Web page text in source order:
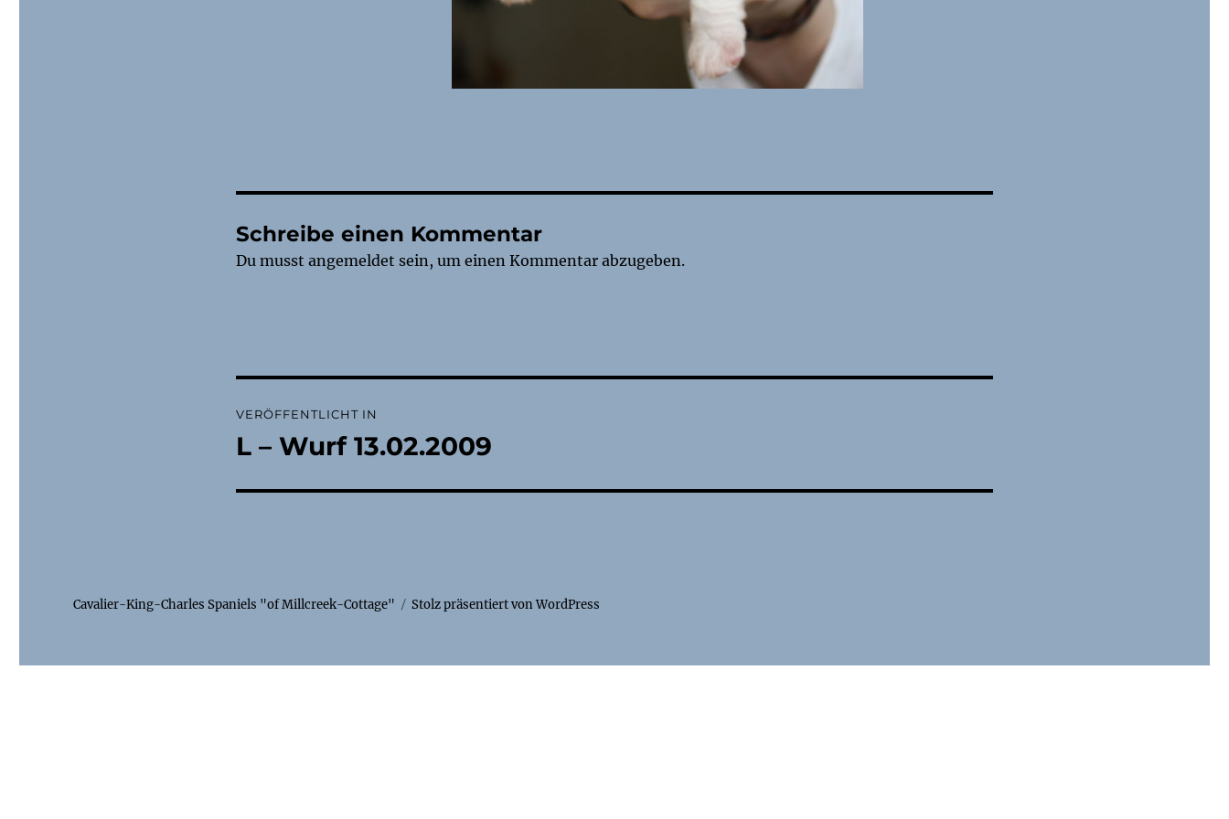
Schreibe einen Kommentar
Du musst angemeldet sein, um einen Kommentar abzugeben.
VERÖFFENTLICHT IN
L – Wurf 13.02.2009
Cavalier-King-Charles Spaniels "of Millcreek-Cottage" Stolz präsentiert von WordPress